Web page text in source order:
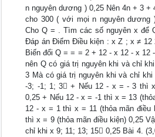
n nguyên dương ) 0,25 Nên 4n + 3 +
cho 300 ( với mọi n nguyên dương
Cho Q = . Tìm các số nguyên x để
Đáp án Điểm Điều kiện : x Z ; x ≠ 12
Biến đổi Q = = = 2 + 12 - x 12 - x 12
nên Q có giá trị nguyên khi và chỉ
3 Mà có giá trị nguyên khi và chỉ
-3; -1; 1; 3 + Nếu 12 - x = - 3 thì
0,25 + Nếu 12 - x = -1 thì x = 13
12 - x = 1 thì x = 11 (thỏa mãn điều
thì x = 9 (thỏa mãn điều kiện) 0,25
chỉ khi x 9; 11; 13; 15 0,25 Bài 4.